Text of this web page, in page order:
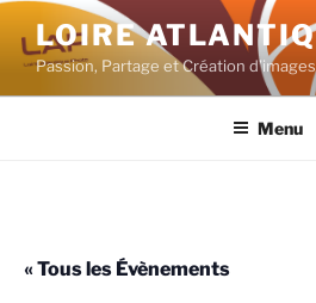
contenu
principal
LOIRE
Passion, Partage et Création d’images
Menu
« Tous les Évènements